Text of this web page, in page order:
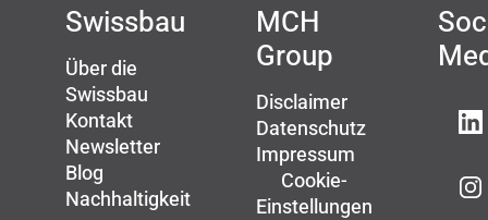
Swissbau
Über die
Swissbau
Kontakt
Newsletter
Blog
Nachhaltigkeit
MCH
Group
Disclaimer
Datenschutz
Impressum
Cookie-
Einstellungen